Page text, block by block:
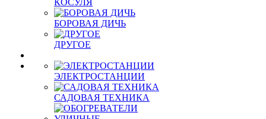
КОСУЛЯ
БОРОВАЯ ДИЧЬ
ДРУГОЕ
ЭЛЕКТРОСТАНЦИИ
САДОВАЯ ТЕХНИКА